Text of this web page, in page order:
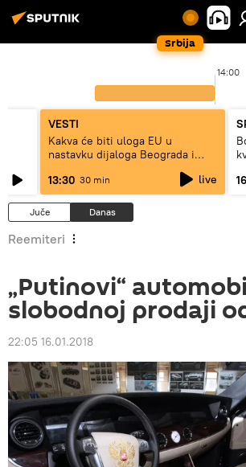
Srbija
14:00
VESTI
Kakva će biti uloga EU u
nastavku dijaloga Beograda i
13:30 30 min live
Juče Danas
Reemiteri
„Putinovi“
slobodnoj prodaji
22:05 16.01.2018